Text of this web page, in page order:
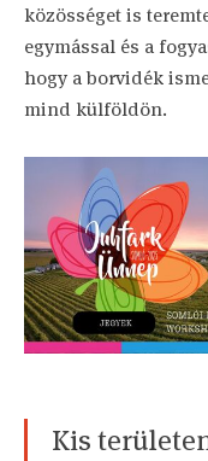
közösséget is
egymással és a
hogy a borvidék
mind külföldön.
Kis